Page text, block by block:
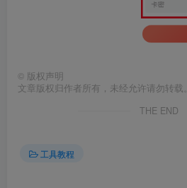
© 版权声明
文章版权归作者所有，未经允许请勿转载。
THE END
工具教程